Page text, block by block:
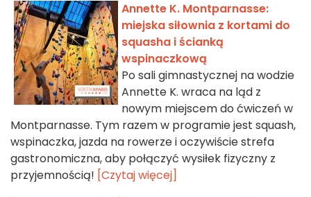
Annette K. Montparnasse:
miejska siłownia z kortami do
squasha i ścianką
wspinaczkową
Po sali gimnastycznej na wodzie
Annette K. wraca na ląd z
nowym miejscem do ćwiczeń w
Montparnasse. Tym razem w programie jest squash,
wspinaczka, jazda na rowerze i oczywiście strefa
gastronomiczna, aby połączyć wysiłek fizyczny z
przyjemnością! [Czytaj więcej]